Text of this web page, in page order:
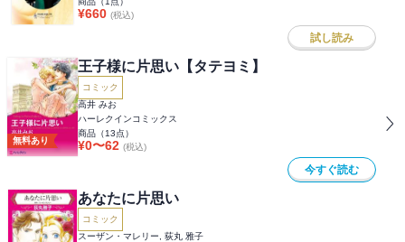
¥660 (税込)
試し読み
無料あり
王子様に片思い【タテヨミ】
コミック
高井 みお
ハーレクインコミックス
商品（13点）
¥0〜62 (税込)
今すぐ読む
あなたに片思い
コミック
スーザン・マレリー, 荻丸 雅子